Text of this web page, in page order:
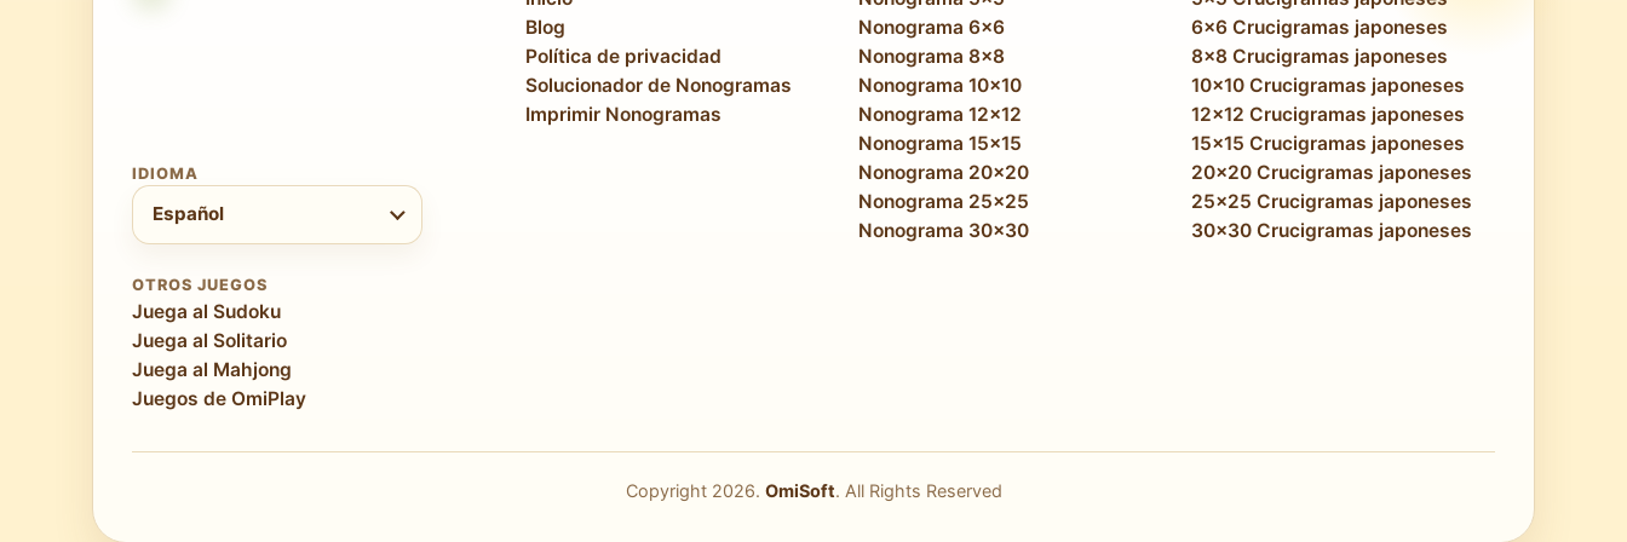
IDIOMA
Elegir idioma
Español
Blog
Política de privacidad
Solucionador de Nonogramas
Imprimir Nonogramas
Nonograma 6x6
Nonograma 8x8
Nonograma 10x10
Nonograma 12x12
Nonograma 15x15
Nonograma 20x20
Nonograma 25x25
Nonograma 30x30
6x6 Crucigramas japoneses
8x8 Crucigramas japoneses
10x10 Crucigramas japoneses
12x12 Crucigramas japoneses
15x15 Crucigramas japoneses
20x20 Crucigramas japoneses
25x25 Crucigramas japoneses
30x30 Crucigramas japoneses
OTROS JUEGOS
Juega al Sudoku
Juega al Solitario
Juega al Mahjong
Juegos de OmiPlay
Copyright 2026. OmiSoft. All Rights Reserved